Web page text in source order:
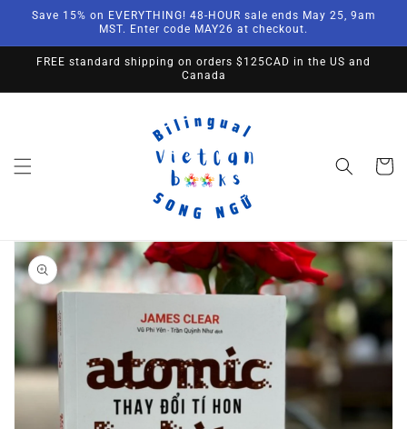
Skip to
Save 15% on EVERYTHING! 48-HOUR sale ends May 25, 9am
MST. Enter code MAY26 at checkout.
FREE standard shipping on orders $125CAD in the US and
Canada
Cart
Skip to
product
information